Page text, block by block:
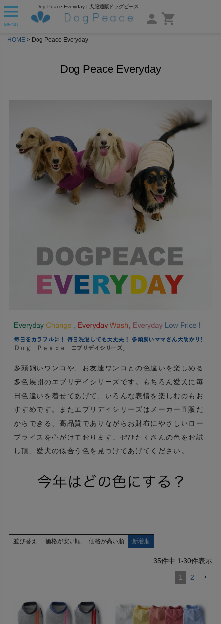
MENU
Dog Peace Everyday | 犬服通販ドッグピース
HOME Dog Peace Everyday
Dog Peace Everyday
多頭飼いワンコや、お友達ワンコとの色違いを楽しめる
多色展開のエブリデイシリーズです。もちろん愛犬に毎
日色違いを着せてあげて、いろんな表情を楽しむのもお
すすめです。またエブリデイシリーズはメーカー直販だ
からできる、高品質でありながらお財布にやさしいロー
プライスを心がけております。ぜひたくさんの色をお試
し頂、愛犬の似合う色を見つけてあげてください。
並び替え 価格が安い順 価格が高い順 新着順
35件中 1-30件表示
1 2